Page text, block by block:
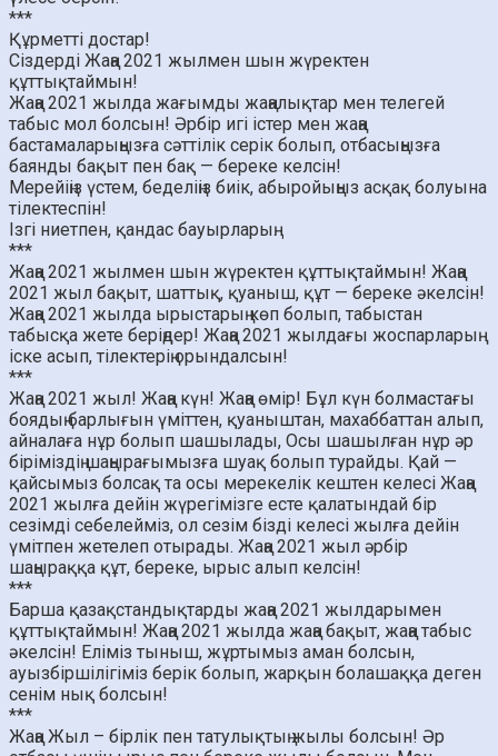
***
Құрметті достар!
Сіздерді Жаңа 2021 жылмен шын жүректен
құттықтаймын!
Жаңа 2021 жылда жағымды жаңалықтар мен телегей
табыс мол болсын! Әрбір игі істер мен жаңа
бастамаларыңызға сәттілік серік болып, отбасыңызға
баянды бақыт пен бақ — береке келсін!
Мерейіңіз үстем, беделіңіз биік, абыройыңыз асқақ болуына
тілектеспін!
Ізгі ниетпен, қандас бауырларың.
***
Жаңа 2021 жылмен шын жүректен құттықтаймын! Жаңа
2021 жыл бақыт, шаттық, қуаныш, құт — береке әкелсін!
Жаңа 2021 жылда ырыстарың көп болып, табыстан
табысқа жете беріңдер! Жаңа 2021 жылдағы жоспарларың
іске асып, тілектерің орындалсын!
***
Жаңа 2021 жыл! Жаңа күн! Жаңа өмір! Бұл күн болмастағы
боядың барлығын үміттен, қуаныштан, махаббаттан алып,
айналаға нұр болып шашылады, Осы шашылған нұр әр
біріміздің шаңырағымызға шуақ болып турайды. Қай —
қайсымыз болсақ та осы мерекелік кештен келесі Жаңа
2021 жылға дейін жүрегімізге есте қалатындай бір
сезімді себелейміз, ол сезім бізді келесі жылға дейін
үмітпен жетелеп отырады. Жаңа 2021 жыл әрбір
шаңыраққа құт, береке, ырыс алып келсін!
***
Барша қазақстандықтарды жаңа 2021 жылдарымен
құттықтаймын! Жаңа 2021 жылда жаңа бақыт, жаңа табыс
әкелсін! Еліміз тыныш, жұртымыз аман болсын,
ауызбіршілігіміз берік болып, жарқын болашаққа деген
сенім нық болсын!
***
Жаңа Жыл – бірлік пен татулықтың жылы болсын! Әр